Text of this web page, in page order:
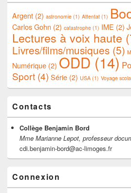
Argent (2) astronomie (1) Attentat (1)
Carlos Gohn (2) catastrophe (1) IME (2)
Lectures à voix haute
Livres/films/musiques (5)
Numérique (2) ODD(14)
Sport (4) Série (2) USA (1) Voyage
Contacts
Collège Benjamin Bord
Mme Marianne Lepot, professeur
cdi.benjamin-bord@ac-limoges.fr
Connexion